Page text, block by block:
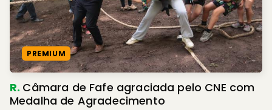
PREMIUM
R. Câmara de Fafe agraciada pelo CNE com
Medalha de Agradecimento